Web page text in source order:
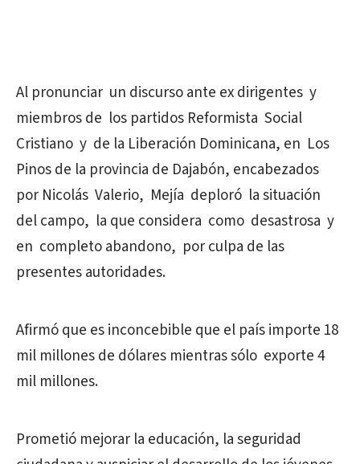
Al pronunciar un discurso ante ex dirigentes y
miembros de los partidos Reformista Social
Cristiano y de la Liberación Dominicana, en Los
Pinos de la provincia de Dajabón, encabezados
por Nicolás Valerio, Mejía deploró la situación
del campo, la que considera como desastrosa y
en completo abandono, por culpa de las
presentes autoridades.
Afirmó que es inconcebible que el país importe 18
mil millones de dólares mientras sólo exporte 4
mil millones.
Prometió mejorar la educación, la seguridad